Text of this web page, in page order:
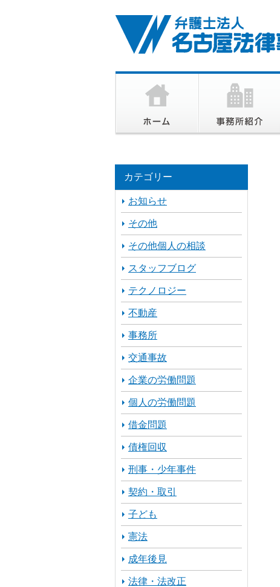
カテゴリー
お知らせ
その他
その他個人の相談
スタッフブログ
テクノロジー
不動産
事務所
交通事故
企業の労働問題
個人の労働問題
借金問題
債権回収
刑事・少年事件
契約・取引
子ども
憲法
成年後見
法律・法改正